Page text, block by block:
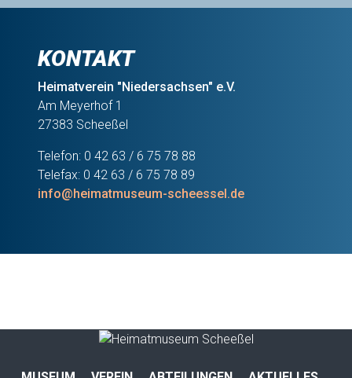
KONTAKT
Heimatverein "Niedersachsen" e.V.
Am Meyerhof 1
27383 Scheeßel
Telefon: 0 42 63 / 6 75 78 88
Telefax: 0 42 63 / 6 75 78 89
info@heimatmuseum-scheessel.de